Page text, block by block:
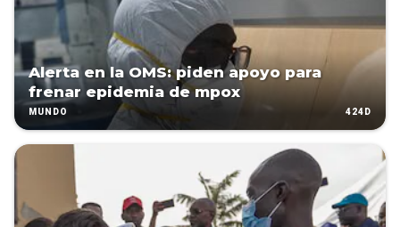
Alerta en la OMS: piden apoyo para
frenar epidemia de mpox
MUNDO 424D